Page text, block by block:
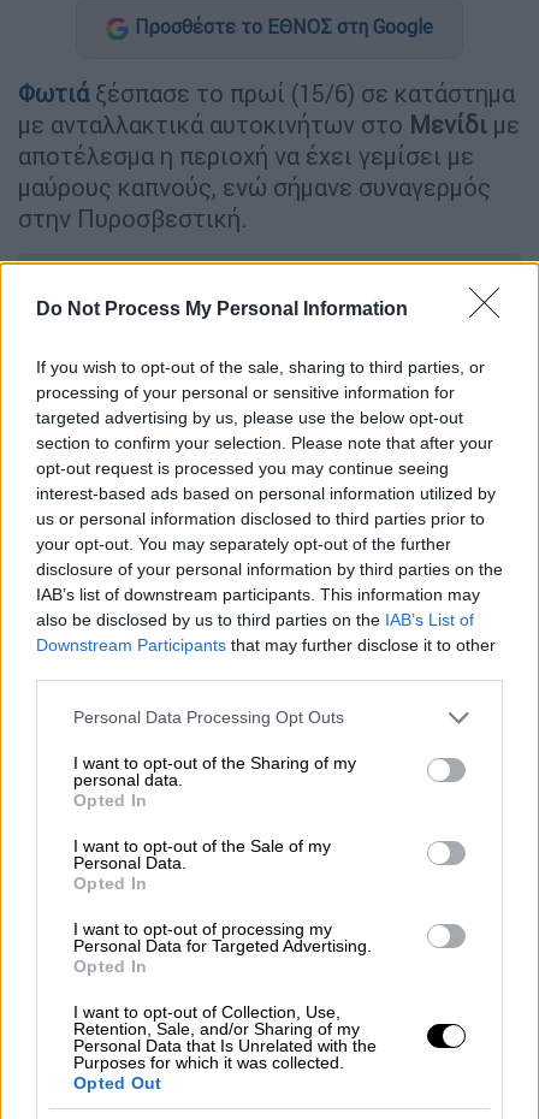
Do Not Process My Personal Information
If you wish to opt-out of the sale, sharing to third parties, or
processing of your personal or sensitive information for
targeted advertising by us, please use the below opt-out
section to confirm your selection. Please note that after your
opt-out request is processed you may continue seeing
interest-based ads based on personal information utilized by
us or personal information disclosed to third parties prior to
your opt-out. You may separately opt-out of the further
disclosure of your personal information by third parties on the
IAB’s list of downstream participants. This information may
also be disclosed by us to third parties on the IAB’s List of
Downstream Participants that may further disclose it to other
Please note that this website/app uses one or more Google
not limited to your visit or usage behaviour. You may click to
grant or deny consent to Google and its third-party tags to
use your data for below specified purposes in below Google
consent section.
Personal Data Processing Opt Outs
I want to opt-out of the Sharing of my
personal data.
Opted In
I want to opt-out of the Sale of my
Personal Data.
Opted In
I want to opt-out of processing my
Personal Data for Targeted Advertising.
Opted In
I want to opt-out of Collection, Use,
Retention, Sale, and/or Sharing of my
Personal Data that Is Unrelated with the
Purposes for which it was collected.
Opted Out
Προσθέστε το ΕΘΝΟΣ στη Google
Φωτιά ξέσπασε το πρωί (15/6) σε κατάστημα
με ανταλλακτικά αυτοκινήτων στο Μενίδι με
αποτέλεσμα η περιοχή να έχει γεμίσει με
μαύρους καπνούς, ενώ σήμανε συναγερμός
στην Πυροσβεστική.
Τραγωδία στην Κόνιτσα: Νεκρά
τέσσερα αδέρφια μετά από φωτιά σε
κοντέινερ
Λόγω της φύσεως των υλικών (μπαταρίες
κ.ά.), προκλήθηκαν εκρήξεις και η φωτιά
πήρε σύντομα μεγάλες διαστάσεις,
απειλώντας και τρεις κατοικίες που
βρίσκονται περιμετρικά της επιχείρησης.
Στο σημείο έσπευσαν άμεσα18 πυροσβέστες
υδροφόρες ΟΤΑ καθώς και δύναμη της ΕΛΑΣ
που απέκλεισε τους γύρω δρόμους.